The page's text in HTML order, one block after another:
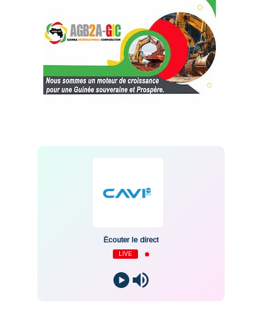
Écouter le direct
LIVE